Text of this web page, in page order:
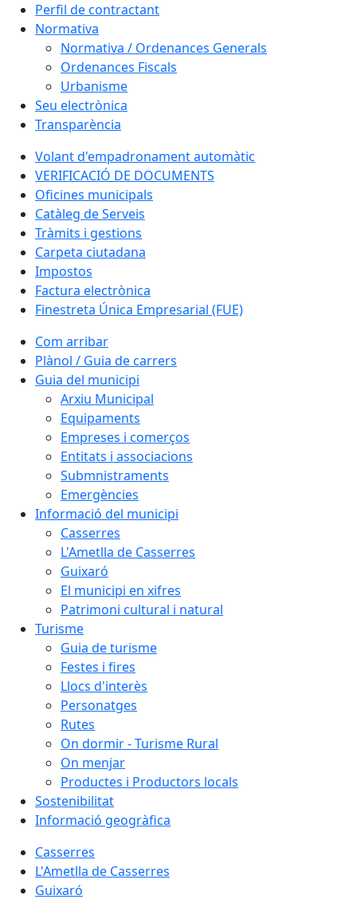
Perfil de contractant
Normativa
Normativa / Ordenances Generals
Ordenances Fiscals
Urbanisme
Seu electrònica
Transparència
Volant d'empadronament automàtic
VERIFICACIÓ DE DOCUMENTS
Oficines municipals
Catàleg de Serveis
Tràmits i gestions
Carpeta ciutadana
Impostos
Factura electrònica
Finestreta Única Empresarial (FUE)
Com arribar
Plànol / Guia de carrers
Guia del municipi
Arxiu Municipal
Equipaments
Empreses i comerços
Entitats i associacions
Submnistraments
Emergències
Informació del municipi
Casserres
L'Ametlla de Casserres
Guixaró
El municipi en xifres
Patrimoni cultural i natural
Turisme
Guia de turisme
Festes i fires
Llocs d'interès
Personatges
Rutes
On dormir - Turisme Rural
On menjar
Productes i Productors locals
Sostenibilitat
Informació geogràfica
Casserres
L'Ametlla de Casserres
Guixaró